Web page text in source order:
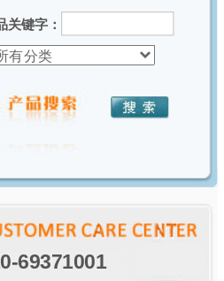
关键字：
69371001